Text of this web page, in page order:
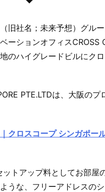
旧社名；未来予想）グル
ーションオフィスCROSS
のハイグレードビルにク
PTE.LTDは、大阪の
クロスコープ シンガポー
トアップ料としてお部屋
うな、フリーアドレスの